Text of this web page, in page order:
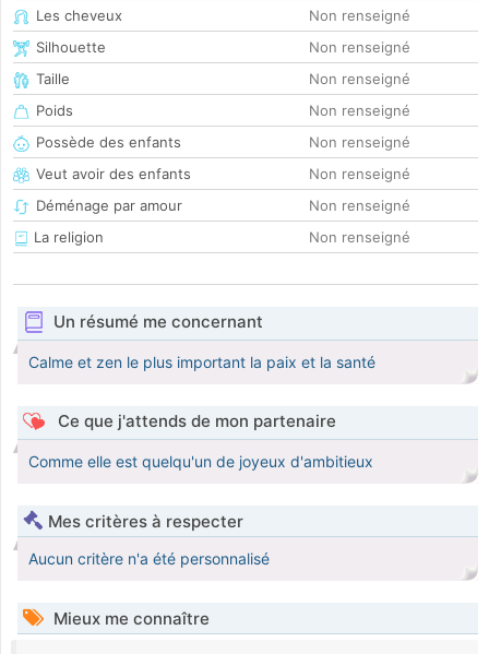
Les cheveux
Non renseigné
Silhouette
Non renseigné
Taille
Non renseigné
Poids
Non renseigné
Possède des enfants
Non renseigné
Veut avoir des enfants
Non renseigné
Déménage par amour
Non renseigné
La religion
Non renseigné
Un résumé me concernant
Calme et zen le plus important la paix et la santé
Ce que j'attends de mon partenaire
Comme elle est quelqu'un de joyeux d'ambitieux
Mes critères à respecter
Aucun critère n'a été personnalisé
Mieux me connaître